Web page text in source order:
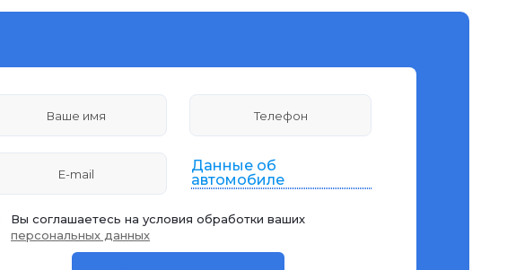
Данные об
автомобиле
Вы соглашаетесь на условия обработки ваших
персональных данных